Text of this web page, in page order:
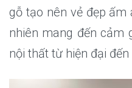
gỗ tạo nên vẻ đẹp
nhiên mang đến cảm
nội thất từ hiện đại đến